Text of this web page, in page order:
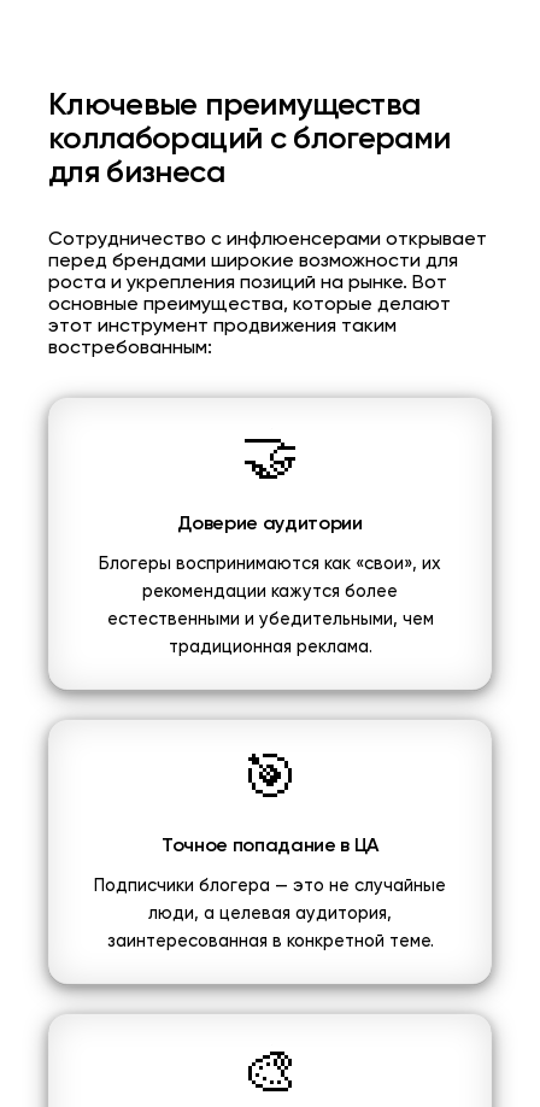
Ключевые преимущества
коллабораций с блогерами
для бизнеса
Сотрудничество с инфлюенсерами открывает
перед брендами широкие возможности для
роста и укрепления позиций на рынке. Вот
основные преимущества, которые делают
этот инструмент продвижения таким
востребованным:
🤝
Доверие аудитории
Блогеры воспринимаются как «свои», их
рекомендации кажутся более
естественными и убедительными, чем
традиционная реклама.
🎯
Точное попадание в ЦА
Подписчики блогера — это не случайные
люди, а целевая аудитория,
заинтересованная в конкретной теме.
🎨